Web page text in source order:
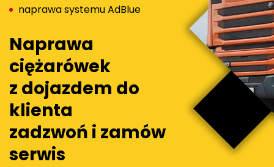
naprawa systemu AdBlue
Naprawa
ciężarówek
z dojazdem do
klienta
zadzwoń i zamów
serwis